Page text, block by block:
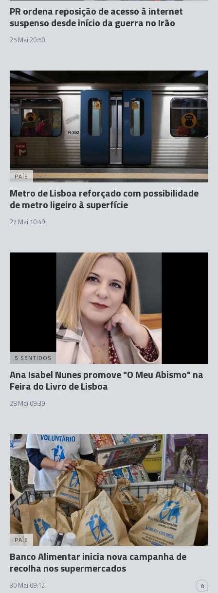
PR ordena reposição de acesso à internet
suspenso desde início da guerra no Irão
25 Mai 20:50
PAÍS
Metro de Lisboa reforçado com possibilidade
de metro ligeiro à superfície
27 Mai 10:49
5 SENTIDOS
Ana Isabel Nunes promove "O Meu Abismo" na
Feira do Livro de Lisboa
28 Mai 09:39
PAÍS
Banco Alimentar inicia nova campanha de
recolha nos supermercados
30 Mai 09:12 4